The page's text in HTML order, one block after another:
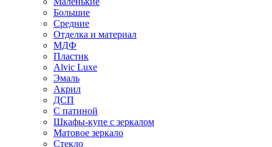
Большие
Средние
Отделка и материал
МДФ
Пластик
Alvic Luxe
Эмаль
Акрил
ДСП
С патиной
Шкафы-купе с зеркалом
Матовое зеркало
Стекло